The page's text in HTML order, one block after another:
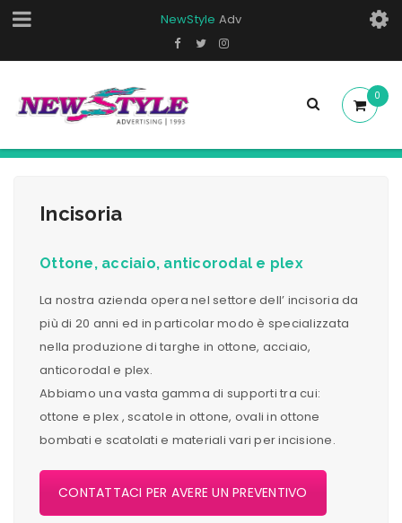
NewStyle Adv
0
Incisoria
Ottone, acciaio, anticorodal e plex
La nostra azienda opera nel settore dell’ incisoria da
più di 20 anni ed in particolar modo è specializzata
nella produzione di targhe in ottone, acciaio,
anticorodal e plex.
Abbiamo una vasta gamma di supporti tra cui:
ottone e plex , scatole in ottone, ovali in ottone
bombati e scatolati e materiali vari per incisione.
CONTATTACI PER AVERE UN PREVENTIVO